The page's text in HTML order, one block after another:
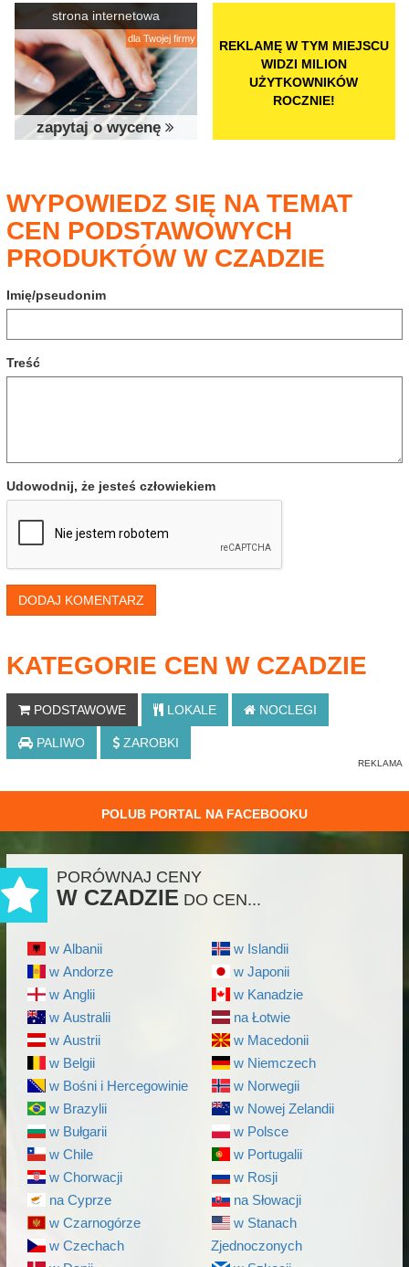
strona internetowa
dla Twojej firmy
zapytaj o wycenę
REKLAMĘ W TYM MIEJSCU
WIDZI MILION
UŻYTKOWNIKÓW
ROCZNIE!
WYPOWIEDZ SIĘ NA TEMAT
CEN PODSTAWOWYCH
PRODUKTÓW W CZADZIE
Imię/pseudonim
Treść
Udowodnij, że jesteś człowiekiem
DODAJ KOMENTARZ
KATEGORIE CEN W CZADZIE
PODSTAWOWE LOKALE NOCLEGI
PALIWO ZAROBKI
POLUB PORTAL NA FACEBOOKU
PORÓWNAJ CENY
W CZADZIE DO CEN...
w Albanii
w Andorze
w Anglii
w Australii
w Austrii
w Belgii
w Bośni i Hercegowinie
w Brazylii
w Bułgarii
w Chile
w Chorwacji
na Cyprze
w Czarnogórze
w Czechach
w Islandii
w Japonii
w Kanadzie
na Łotwie
w Macedonii
w Niemczech
w Norwegii
w Nowej Zelandii
w Polsce
w Portugalii
w Rosji
na Słowacji
w Stanach
Zjednoczonych